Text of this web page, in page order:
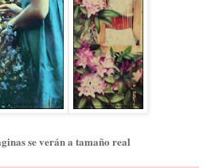
se verán a tamaño real